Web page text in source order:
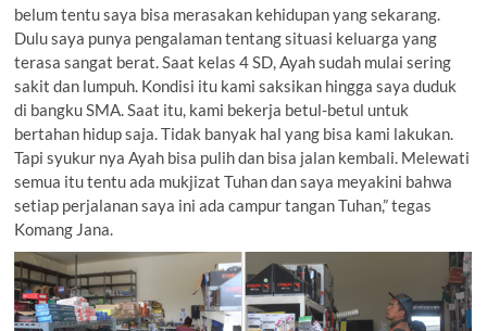
belum tentu saya bisa merasakan kehidupan yang sekarang.
Dulu saya punya pengalaman tentang situasi keluarga yang
terasa sangat berat. Saat kelas 4 SD, Ayah sudah mulai sering
sakit dan lumpuh. Kondisi itu kami saksikan hingga saya duduk
di bangku SMA. Saat itu, kami bekerja betul-betul untuk
bertahan hidup saja. Tidak banyak hal yang bisa kami lakukan.
Tapi syukur nya Ayah bisa pulih dan bisa jalan kembali. Melewati
semua itu tentu ada mukjizat Tuhan dan saya meyakini bahwa
setiap perjalanan saya ini ada campur tangan Tuhan,” tegas
Komang Jana.